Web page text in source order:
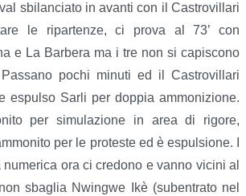
sbilanciato in avanti con il Castrovillari
le ripartenze, ci prova al 73’ con
e La Barbera ma i tre non si capiscono
pochi minuti ed il Castrovillari
espulso Sarli per doppia ammonizione.
per simulazione in area di rigore,
per le proteste ed è espulsione. I
ora ci credono e vanno vicini al
sbaglia Nwingwe Ikè (subentrato nel